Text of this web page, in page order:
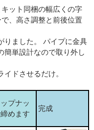
ット同梱の幅広くの字
、高さ調整と前後位置
りました。 パイプに金具
簡単設計なので取り外し
ドさせるだけ。
プナッ
締めます
完成